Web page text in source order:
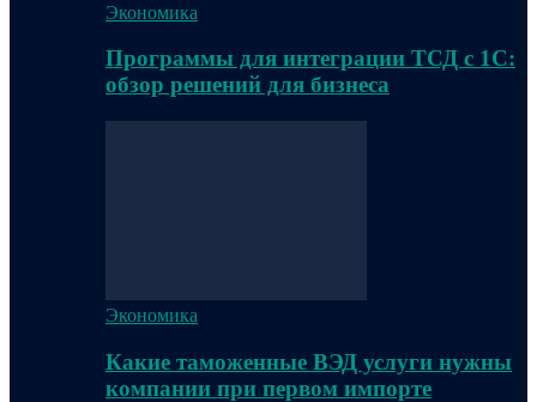
Экономика
Программы для интеграции ТСД с 1С:
обзор решений для бизнеса
Экономика
Какие таможенные ВЭД услуги нужны
компании при первом импорте